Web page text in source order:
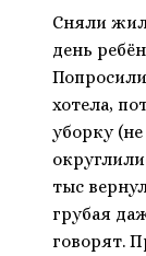
Сняли
день
хотела,
уборку
тыс
грубая
говорят.